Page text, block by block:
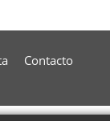
Contacto